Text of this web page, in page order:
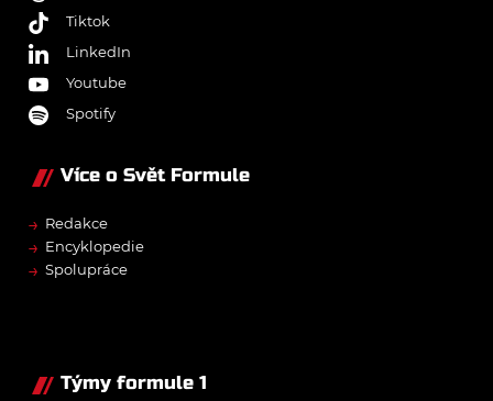
Tiktok
LinkedIn
Youtube
Spotify
Více o Svět Formule
→ Redakce
→ Encyklopedie
→ Spolupráce
Týmy formule 1